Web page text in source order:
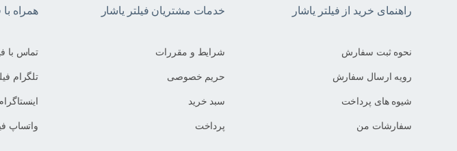
راهنمای خرید از فیلتر یاشار
نحوه ثبت سفارش
رویه ارسال سفارش
شیوه های پرداخت
سفارشات من
خدمات مشتریان فیلتر یاشار
شرایط و مقررات
حریم خصوصی
سبد خرید
پرداخت
همراه با
تماس با
تلگرام
واتساپ